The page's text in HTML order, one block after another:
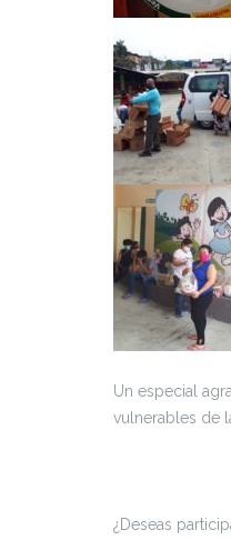
Un especial
vulnerables de
¿Deseas